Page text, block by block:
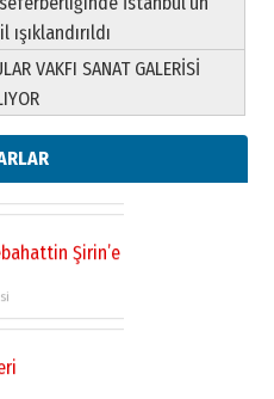
VAKFI SANAT GALERİSİ
Şirin’e